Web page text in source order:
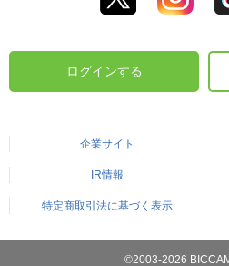
ログインする
企業サイト
IR情報
特定商取引法に基づく表示
©2003-2026